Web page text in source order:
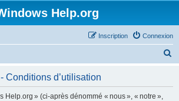
Help.org
Connexion
Inscription
Conditions d’utilisation
Help.org » (ci-après dénommé « nous », « notre »,